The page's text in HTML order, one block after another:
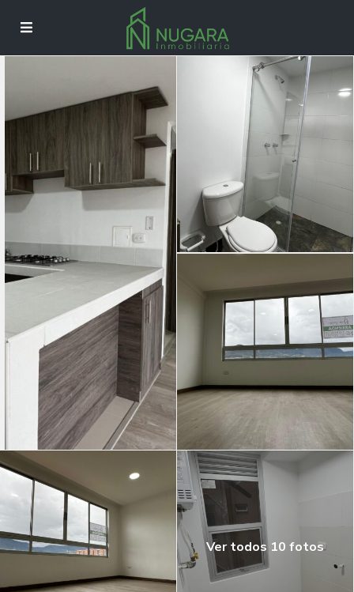
Ver todos 10 fotos